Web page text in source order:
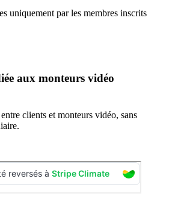
uniquement par les membres inscrits
aux monteurs vidéo
clients et monteurs vidéo, sans